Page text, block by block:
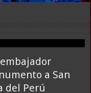
a San
del Perú